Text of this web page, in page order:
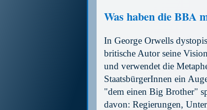
Was haben die BBA
In George Orwells
britische Autor seine
und verwendet die
StaatsbürgerInnen ein
"dem einen Big Brother"
davon: Regierungen,